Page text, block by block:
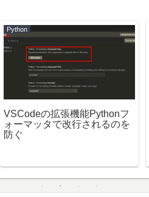
Python
VSCodeの拡張機能Pythonフ
ォーマッタで改行されるのを
防ぐ